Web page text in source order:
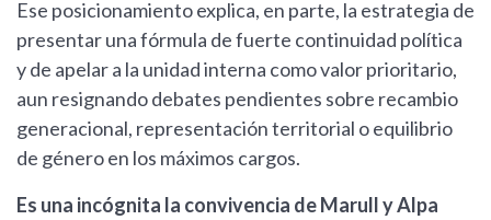
Ese posicionamiento explica, en parte, la estrategia de
presentar una fórmula de fuerte continuidad política
y de apelar a la unidad interna como valor prioritario,
aun resignando debates pendientes sobre recambio
generacional, representación territorial o equilibrio
de género en los máximos cargos.
Es una incógnita la convivencia de Marull y Alpa